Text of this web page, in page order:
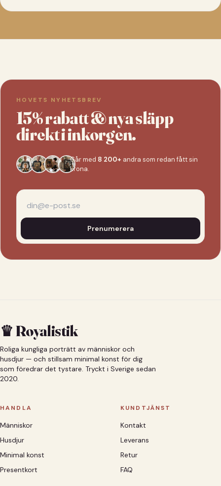
HOVETS NYHETSBREV
15% rabatt & nya släpp
direkt i inkorgen.
Går med 8 200+ andra som redan fått sin
krona.
Prenumerera
♛ Royalistik
Roliga kungliga porträtt av människor och
husdjur — och stillsam minimal konst för dig
som föredrar det tystare. Tryckt i Sverige sedan
2020.
HANDLA
Människor
Husdjur
Minimal konst
Presentkort
KUNDTJÄNST
Kontakt
Leverans
Retur
FAQ